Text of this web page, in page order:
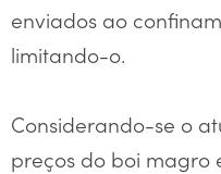
enviados ao
limitando-o.
Considerando-se o
preços do boi magro